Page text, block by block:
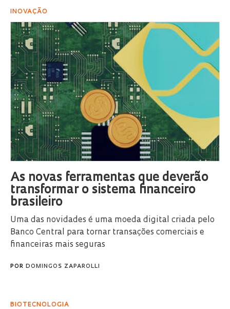
INOVAÇÃO
As novas ferramentas que deverão
transformar o sistema financeiro
brasileiro
Uma das novidades é uma moeda digital criada pelo
Banco Central para tornar transações comerciais e
financeiras mais seguras
POR DOMINGOS ZAPAROLLI
BIOTECNOLOGIA